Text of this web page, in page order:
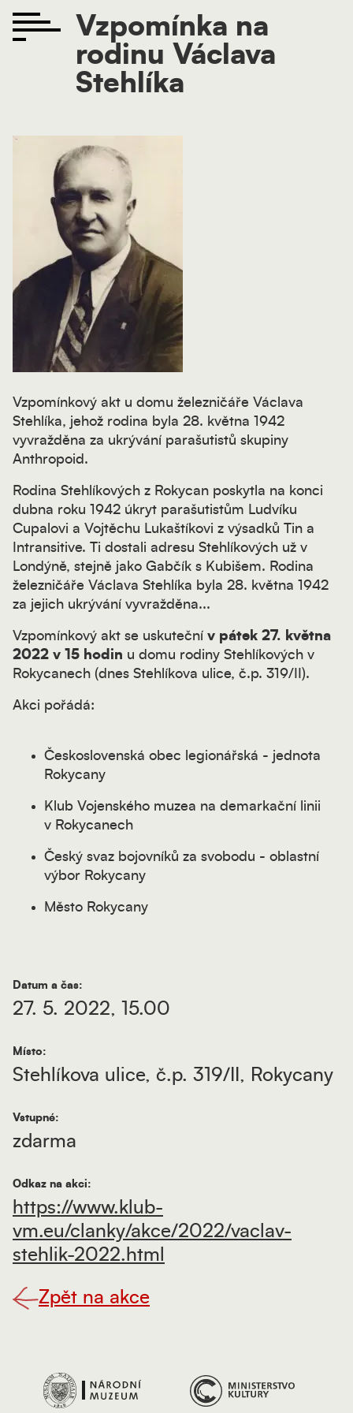
Vzpomínka na
rodinu Václava
Stehlíka
Vzpomínkový akt u domu železničáře Václava
Stehlíka, jehož rodina byla 28. května 1942
vyvražděna za ukrývání parašutistů skupiny
Anthropoid.
Rodina Stehlíkových z Rokycan poskytla na konci
dubna roku 1942 úkryt parašutistům Ludvíku
Cupalovi a Vojtěchu Lukaštíkovi z výsadků Tin a
Intransitive. Ti dostali adresu Stehlíkových už v
Londýně, stejně jako Gabčík s Kubišem. Rodina
železničáře Václava Stehlíka byla 28. května 1942
za jejich ukrývání vyvražděna...
Vzpomínkový akt se uskuteční v pátek 27. května
2022 v 15 hodin u domu rodiny Stehlíkových v
Rokycanech (dnes Stehlíkova ulice, č.p. 319/II).
Akci pořádá:
Československá obec legionářská - jednota
Rokycany
Klub Vojenského muzea na demarkační linii
v Rokycanech
Český svaz bojovníků za svobodu - oblastní
výbor Rokycany
Město Rokycany
Datum a čas:
27. 5. 2022, 15.00
Místo:
Stehlíkova ulice, č.p. 319/II, Rokycany
Vstupné:
zdarma
Odkaz na akci:
https://www.klub-
vm.eu/clanky/akce/2022/vaclav-
stehlik-2022.html
Zpět na akce